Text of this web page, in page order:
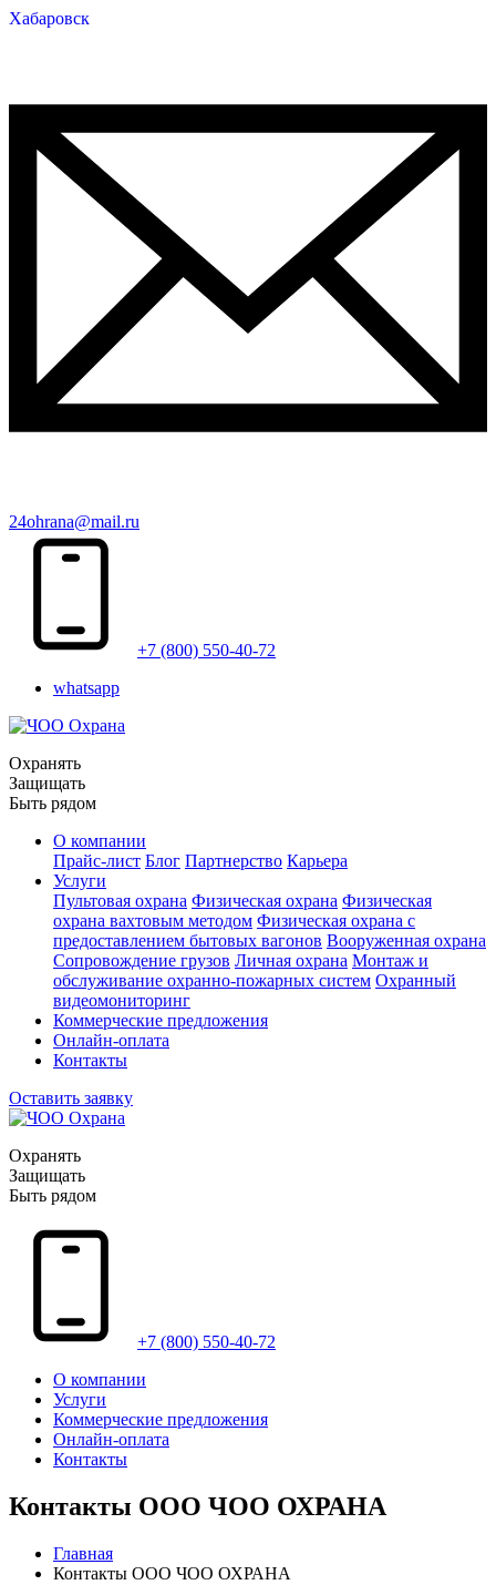
Хабаровск
24ohrana@mail.ru
+7 (800) 550-40-72
whatsapp
Охранять
Защищать
Быть рядом
О компании
Прайс-лист Блог Партнерство Карьера
Услуги
Пультовая охрана Физическая охрана Физическая
охрана вахтовым методом Физическая охрана с
предоставлением бытовых вагонов Вооруженная охрана
Сопровождение грузов Личная охрана Монтаж и
обслуживание охранно-пожарных систем Охранный
видеомониторинг
Коммерческие предложения
Онлайн-оплата
Контакты
Оставить заявку
Охранять
Защищать
Быть рядом
+7 (800) 550-40-72
О компании
Услуги
Коммерческие предложения
Онлайн-оплата
Контакты
Контакты ООО ЧОО ОХРАНА
Главная
Контакты ООО ЧОО ОХРАНА